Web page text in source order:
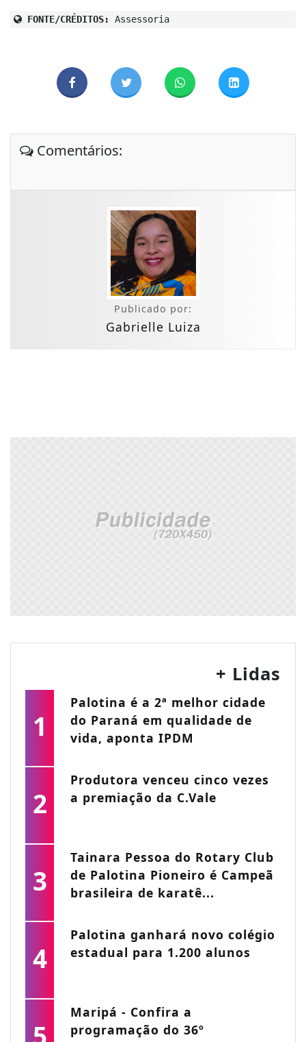
FONTE/CRÉDITOS: Assessoria
Comentários:
Publicado por:
Gabrielle Luiza
+ Lidas
1
Palotina é a 2ª melhor cidade
do Paraná em qualidade de
vida, aponta IPDM
2
Produtora venceu cinco vezes
a premiação da C.Vale
3
Tainara Pessoa do Rotary Club
de Palotina Pioneiro é Campeã
brasileira de karatê...
4
Palotina ganhará novo colégio
estadual para 1.200 alunos
Maripá - Confira a
programação do 36º